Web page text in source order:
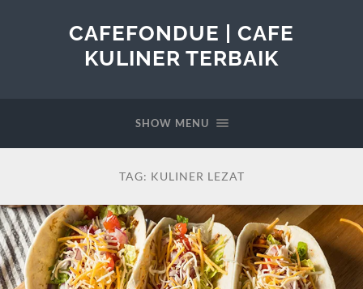
CAFEFONDUE | CAFE
KULINER TERBAIK
SHOW MENU
TAG: KULINER LEZAT